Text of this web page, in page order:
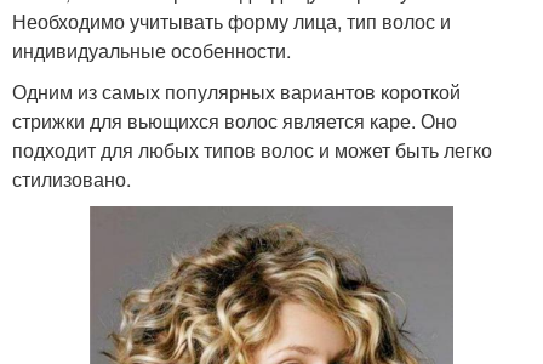
Необходимо учитывать форму лица, тип волос и
индивидуальные особенности.
Одним из самых популярных вариантов короткой
стрижки для вьющихся волос является каре. Оно
подходит для любых типов волос и может быть легко
стилизовано.